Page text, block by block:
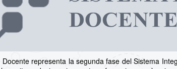
representa la segunda fase del Sistema